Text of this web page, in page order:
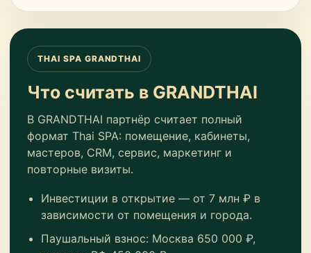
THAI SPA GRANDTHAI
Что считать в GRANDTHAI
В GRANDTHAI партнёр считает полный
формат Thai SPA: помещение, кабинеты,
мастеров, CRM, сервис, маркетинг и
повторные визиты.
Инвестиции в открытие — от 7 млн ₽ в
зависимости от помещения и города.
Паушальный взнос: Москва 650 000 ₽,